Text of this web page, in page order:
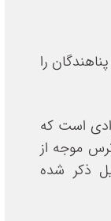
را
است که
موجه از
ذکر شده